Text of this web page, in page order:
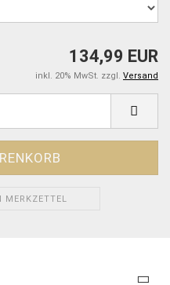
134,99 EUR
inkl. 20% MwSt. zzgl. Versand
MERKZETTEL